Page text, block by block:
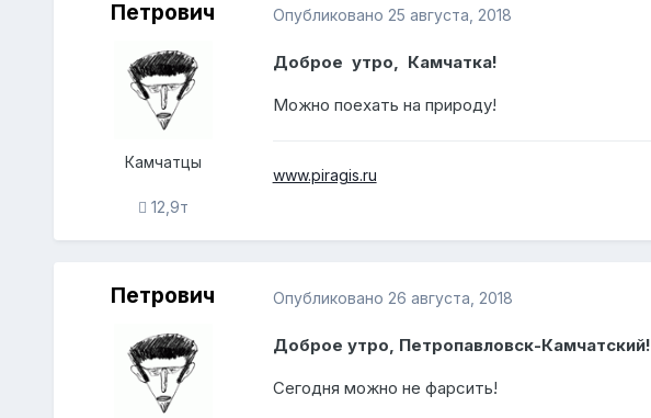
Петрович
Камчатцы
12,9т
Опубликовано 25 августа, 2018
Доброе утро, Камчатка!
Можно поехать на природу!
www.piragis.ru
Петрович Опубликовано 26 августа, 2018
Доброе утро, Петропавловск-Камчатский!
Сегодня можно не фарсить!